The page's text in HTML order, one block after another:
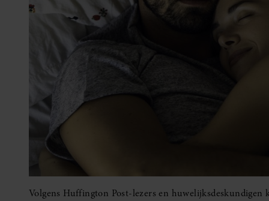
Volgens Huffington Post-lezers en